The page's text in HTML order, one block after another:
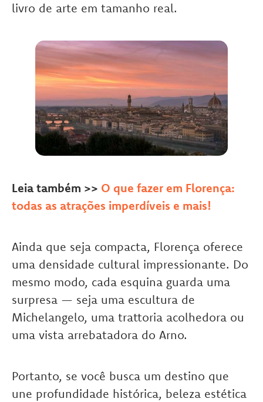
livro de arte em tamanho real.
Leia também >> O que fazer em Florença:
todas as atrações imperdíveis e mais!
Ainda que seja compacta, Florença oferece
uma densidade cultural impressionante. Do
mesmo modo, cada esquina guarda uma
surpresa — seja uma escultura de
Michelangelo, uma trattoria acolhedora ou
uma vista arrebatadora do Arno.
Portanto, se você busca um destino que
une profundidade histórica, beleza estética